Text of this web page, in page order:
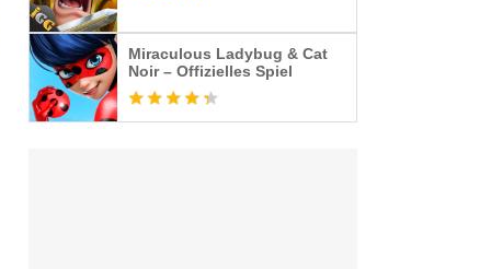
Miraculous Ladybug & Cat
Noir – Offizielles Spiel